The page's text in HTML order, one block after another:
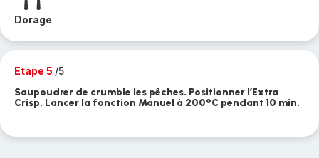
Dorage
Etape 5 /5
Saupoudrer de crumble les pêches. Positionner l’Extra
Crisp. Lancer la fonction Manuel à 200°C pendant 10 min.